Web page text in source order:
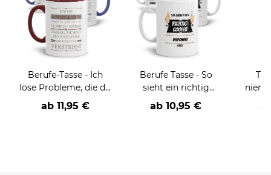
Berufe-Tasse - Ich
löse Probleme, die du
nicht verstehst -
verschiedene Berufe
ab 11,95 €
Berufe Tasse - So
sieht ein richtig
cooler -BERUF- aus
ab 10,95 €